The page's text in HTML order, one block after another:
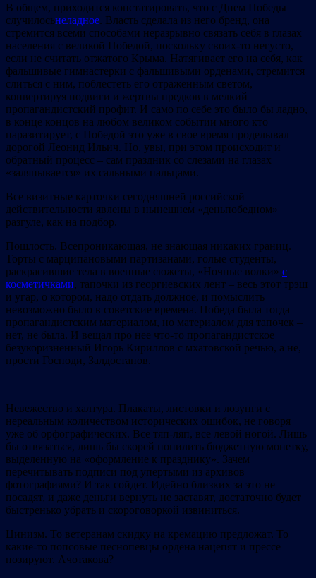
В общем, приходится констатировать, что с Днем Победы
случилосьнеладное. Власть сделала из него бренд, она
стремится всеми способами неразрывно связать себя в глазах
населения с великой Победой, поскольку своих-то негусто,
если не считать отжатого Крыма. Натягивает его на себя, как
фальшивые гимнастерки с фальшивыми орденами, стремится
слиться с ним, поблестеть его отраженным светом,
конвертируя подвиги и жертвы предков в мелкий
пропагандистский профит. И само по себе это было бы ладно,
в конце концов на любом великом событии много кто
паразитирует, с Победой это уже в свое время проделывал
дорогой Леонид Ильич. Но, увы, при этом происходит и
обратный процесс – сам праздник со слезами на глазах
«заляпывается» их сальными пальцами.
Все визитные карточки сегодняшней российской
действительности явлены в нынешнем «деньпобедном»
разгуле, как на подбор.
Пошлость. Всепроникающая, не знающая никаких границ.
Торты с марципановыми партизанами, голые студенты,
раскрасившие тела в военные сюжеты, «Ночные волки» с
косметичками, тапочки из георгиевских лент – весь этот трэш
и угар, о котором, надо отдать должное, и помыслить
невозможно было в советские времена. Победа была тогда
пропагандистским материалом, но материалом для тапочек –
нет, не была. И вещал про нее что-то пропагандистское
безукоризненный Игорь Кириллов с мхатовской речью, а не,
прости Господи, Залдостанов.
Невежество и халтура. Плакаты, листовки и лозунги с
нереальным количеством исторических ошибок, не говоря
уже об орфографических. Все тяп-ляп, все левой ногой. Лишь
бы отвязаться, лишь бы скорей попилить бюджетную монетку,
выделенную на «оформление к празднику». Зачем
перечитывать подписи под упертыми из архивов
фотографиями? И так сойдет. Идейно близких за это не
посадят, и даже деньги вернуть не заставят, достаточно будет
быстренько убрать и скороговоркой извиниться.
Цинизм. То ветеранам скидку на кремацию предложат. То
какие-то попсовые песнопевцы ордена нацепят и прессе
позируют. Ачотакова?